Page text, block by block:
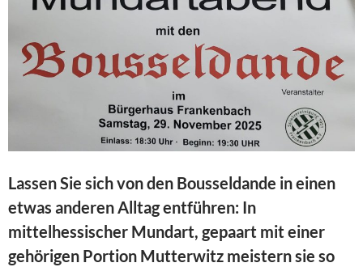
Lassen Sie sich von den Bousseldande in einen
etwas anderen Alltag entführen: In
mittelhessischer Mundart, gepaart mit einer
gehörigen Portion Mutterwitz meistern sie so